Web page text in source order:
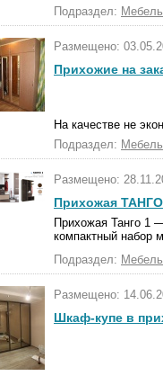
Подраздел:
Размещено:
Прихожие на
На качестве не
Подраздел:
Размещено:
Прихожая ТАНГО
Прихожая Танго 1
компактный набор
Подраздел:
Размещено:
Шкаф-купе в